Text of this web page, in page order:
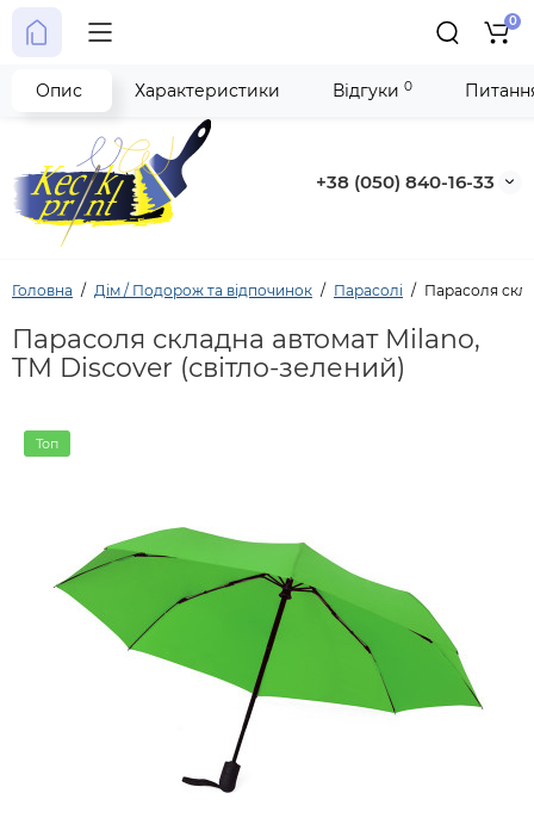
+38 (050) 840-16-33
0
Головна Дім / Подорож та відпочинок Парасолі Парасоля
Парасоля складна автомат Milano,
TM Discover (світло-зелений)
Топ
Опис Характеристики Відгуки 0